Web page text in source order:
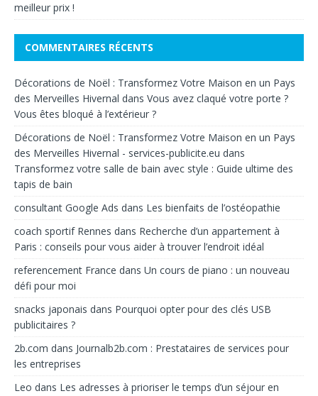
meilleur prix !
COMMENTAIRES RÉCENTS
Décorations de Noël : Transformez Votre Maison en un Pays
des Merveilles Hivernal dans Vous avez claqué votre porte ?
Vous êtes bloqué à l’extérieur ?
Décorations de Noël : Transformez Votre Maison en un Pays
des Merveilles Hivernal - services-publicite.eu dans
Transformez votre salle de bain avec style : Guide ultime des
tapis de bain
consultant Google Ads dans Les bienfaits de l’ostéopathie
coach sportif Rennes dans Recherche d’un appartement à
Paris : conseils pour vous aider à trouver l’endroit idéal
referencement France dans Un cours de piano : un nouveau
défi pour moi
snacks japonais dans Pourquoi opter pour des clés USB
publicitaires ?
2b.com dans Journalb2b.com : Prestataires de services pour
les entreprises
Leo dans Les adresses à prioriser le temps d’un séjour en